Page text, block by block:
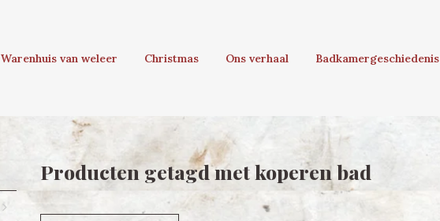
Warenhuis van weleer Christmas Ons verhaal Badkamergeschiedenis
Producten getagd met koperen bad